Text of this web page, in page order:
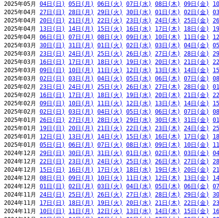
2025年05月 04日(日) 05日(月) 06日(火) 07日(水) 08日(木) 09日(金)
2025年04月 27日(日) 28日(月) 29日(火) 30日(水) 01日(木) 02日(金)
2025年04月 20日(日) 21日(月) 22日(火) 23日(水) 24日(木) 25日(金)
2025年04月 13日(日) 14日(月) 15日(火) 16日(水) 17日(木) 18日(金)
2025年04月 06日(日) 07日(月) 08日(火) 09日(水) 10日(木) 11日(金)
2025年03月 30日(日) 31日(月) 01日(火) 02日(水) 03日(木) 04日(金)
2025年03月 23日(日) 24日(月) 25日(火) 26日(水) 27日(木) 28日(金)
2025年03月 16日(日) 17日(月) 18日(火) 19日(水) 20日(木) 21日(金)
2025年03月 09日(日) 10日(月) 11日(火) 12日(水) 13日(木) 14日(金)
2025年03月 02日(日) 03日(月) 04日(火) 05日(水) 06日(木) 07日(金)
2025年02月 23日(日) 24日(月) 25日(火) 26日(水) 27日(木) 28日(金)
2025年02月 16日(日) 17日(月) 18日(火) 19日(水) 20日(木) 21日(金)
2025年02月 09日(日) 10日(月) 11日(火) 12日(水) 13日(木) 14日(金)
2025年02月 02日(日) 03日(月) 04日(火) 05日(水) 06日(木) 07日(金)
2025年01月 26日(日) 27日(月) 28日(火) 29日(水) 30日(木) 31日(金)
2025年01月 19日(日) 20日(月) 21日(火) 22日(水) 23日(木) 24日(金)
2025年01月 12日(日) 13日(月) 14日(火) 15日(水) 16日(木) 17日(金)
2025年01月 05日(日) 06日(月) 07日(火) 08日(水) 09日(木) 10日(金)
2024年12月 29日(日) 30日(月) 31日(火) 01日(水) 02日(木) 03日(金)
2024年12月 22日(日) 23日(月) 24日(火) 25日(水) 26日(木) 27日(金)
2024年12月 15日(日) 16日(月) 17日(火) 18日(水) 19日(木) 20日(金)
2024年12月 08日(日) 09日(月) 10日(火) 11日(水) 12日(木) 13日(金)
2024年12月 01日(日) 02日(月) 03日(火) 04日(水) 05日(木) 06日(金)
2024年11月 24日(日) 25日(月) 26日(火) 27日(水) 28日(木) 29日(金)
2024年11月 17日(日) 18日(月) 19日(火) 20日(水) 21日(木) 22日(金)
2024年11月 10日(日) 11日(月) 12日(火) 13日(水) 14日(木) 15日(金)